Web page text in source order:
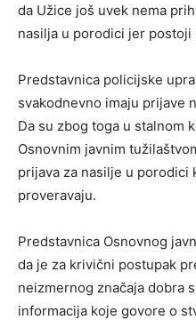
da Užice još uvek nema
nasilja u porodici jer
Predstavnica policijske
svakodnevno imaju prijave
Da su zbog toga u stalnom
Osnovnim javnim
prijava za nasilje u porodici
proveravaju.
Predstavnica Osnovnog
da je za krivični postupak
neizmernog značaja dobra
informacija koje govore o